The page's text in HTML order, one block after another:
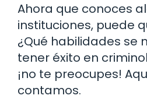
Ahora que conoces
instituciones, puede
¿Qué habilidades se
tener éxito en
¡no te preocupes!
contamos.